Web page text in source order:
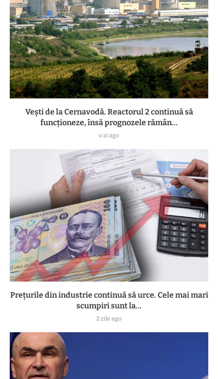
Vești de la Cernavodă. Reactorul 2 continuă să
funcționeze, însă prognozele rămân...
o zi ago
Prețurile din industrie continuă să urce. Cele mai mari
scumpiri sunt la...
2 zile ago